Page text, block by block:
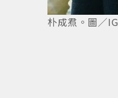
朴成焄。圖／IG